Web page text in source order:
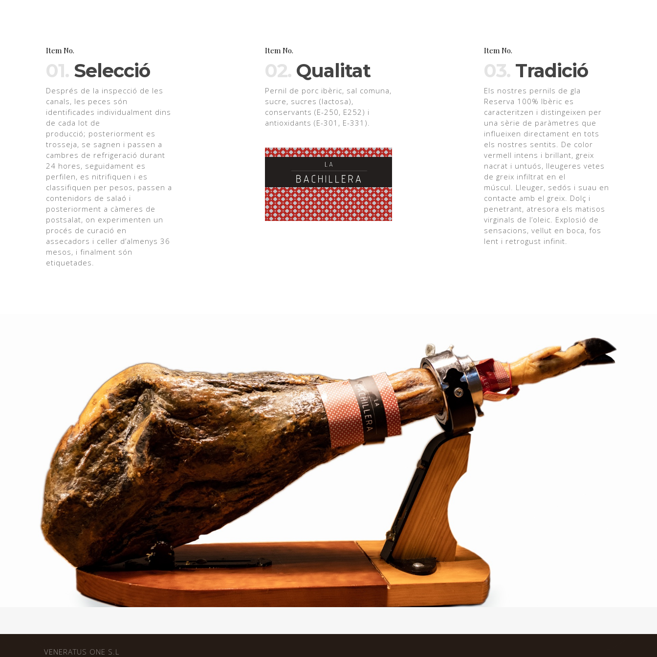
Item No.
01. Selecció
Després de la inspecció de les
canals, les peces són
identificades individualment dins
de cada lot de
producció; posteriorment es
trosseja, se sagnen i passen a
cambres de refrigeració durant
24 hores, seguidament es
perfilen, es nitrifiquen i es
classifiquen per pesos, passen a
contenidors de salaó i
posteriorment a càmeres de
postsalat, on experimenten un
procés de curació en
assecadors i celler d’almenys 36
mesos, i finalment són
etiquetades.
Item No.
02. Qualitat
Pernil de porc ibèric, sal comuna,
sucre, sucres (lactosa),
conservants (E-250, E252) i
antioxidants (E-301, E-331).
Item No.
03. Tradició
Els nostres pernils de gla
Reserva 100% Ibèric es
caracteritzen i distingeixen per
una sèrie de paràmetres que
influeixen directament en tots
els nostres sentits. De color
vermell intens i brillant, greix
nacrat i untuós, lleugeres vetes
de greix infiltrat en el
múscul. Lleuger, sedós i suau en
contacte amb el greix. Dolç i
penetrant, atresora els matisos
virginals de l’oleic. Explosió de
sensacions, vellut en boca, fos
lent i retrogust infinit.
VENERATUS ONE S.L